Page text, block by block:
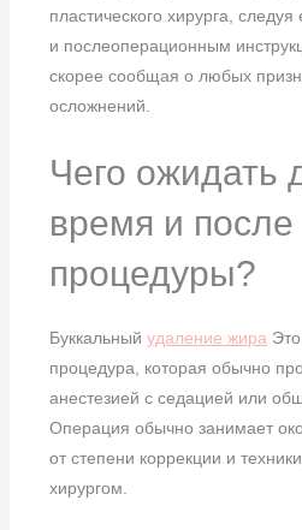
пластического хирурга,
и послеоперационным
скорее сообщая о любых
осложнений.
Чего ожидать
время и после
процедуры?
Буккальныйудаление жира
процедура, которая обычно
анестезией с седацией или
Операция обычно занимает
от степени коррекции и
хирургом.